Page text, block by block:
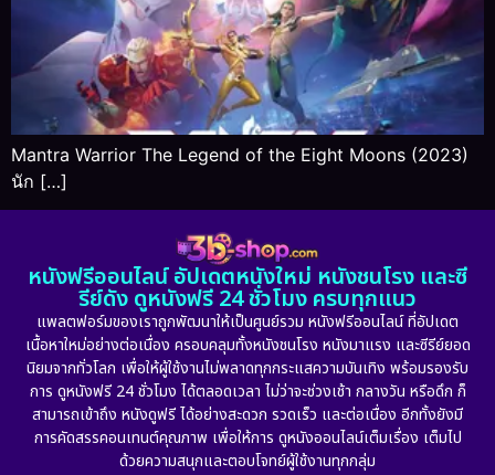
Mantra Warrior The Legend of the Eight Moons (2023)
นัก […]
หนังฟรีออนไลน์ อัปเดตหนังใหม่ หนังชนโรง และซี
รีย์ดัง ดูหนังฟรี 24 ชั่วโมง ครบทุกแนว
แพลตฟอร์มของเราถูกพัฒนาให้เป็นศูนย์รวม หนังฟรีออนไลน์ ที่อัปเดต
เนื้อหาใหม่อย่างต่อเนื่อง ครอบคลุมทั้งหนังชนโรง หนังมาแรง และซีรีย์ยอด
นิยมจากทั่วโลก เพื่อให้ผู้ใช้งานไม่พลาดทุกกระแสความบันเทิง พร้อมรองรับ
การ ดูหนังฟรี 24 ชั่วโมง ได้ตลอดเวลา ไม่ว่าจะช่วงเช้า กลางวัน หรือดึก ก็
สามารถเข้าถึง หนังดูฟรี ได้อย่างสะดวก รวดเร็ว และต่อเนื่อง อีกทั้งยังมี
การคัดสรรคอนเทนต์คุณภาพ เพื่อให้การ ดูหนังออนไลน์เต็มเรื่อง เต็มไป
ด้วยความสนุกและตอบโจทย์ผู้ใช้งานทุกกลุ่ม